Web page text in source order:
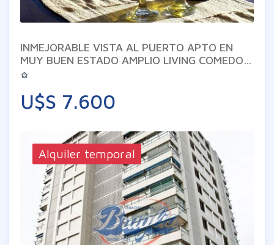
INMEJORABLE VISTA AL PUERTO APTO EN
MUY BUEN ESTADO AMPLIO LIVING COMEDOR
Y TERRAZA ED. DE CUATRO PISOS CONEX.
U$S 7.600
Alquiler temporal